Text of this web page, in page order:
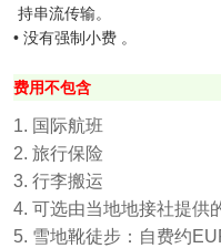
持串流传输。
• 没有强制小费 。
费用不包含
1. 国际航班
2. 旅行保险
3. 行李搬运
4. 可选由当地地接社提供
5. 雪地靴徒步：自费约